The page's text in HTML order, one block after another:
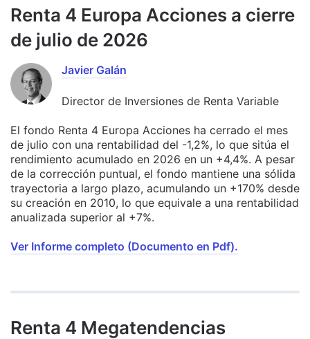
Renta 4 Europa Acciones a cierre
de julio de 2026
Javier Galán
Director de Inversiones de Renta Variable
El fondo Renta 4 Europa Acciones ha cerrado el mes
de julio con una rentabilidad del -1,2%, lo que sitúa el
rendimiento acumulado en 2026 en un +4,4%. A pesar
de la corrección puntual, el fondo mantiene una sólida
trayectoria a largo plazo, acumulando un +170% desde
su creación en 2010, lo que equivale a una rentabilidad
anualizada superior al +7%.
Ver Informe completo (Documento en Pdf).
Renta 4 Megatendencias